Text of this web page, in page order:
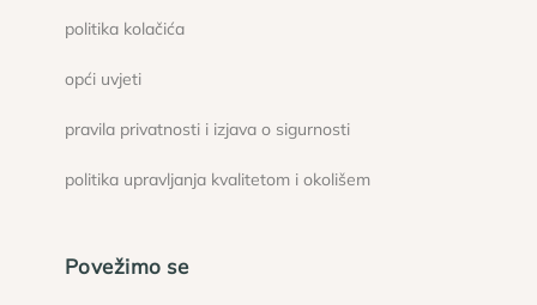
politika kolačića
opći uvjeti
pravila privatnosti i izjava o sigurnosti
politika upravljanja kvalitetom i okolišem
Povežimo se